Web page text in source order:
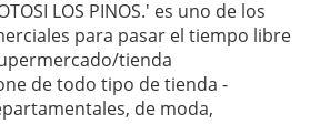
LOS PINOS.' es uno de los
para pasar el tiempo libre
tienda
de todo tipo de tienda -
de moda,